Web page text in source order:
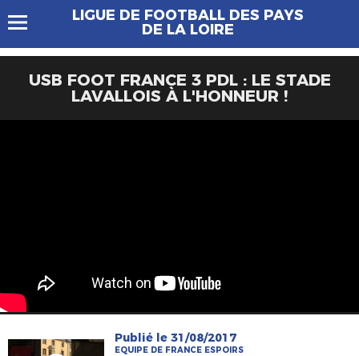
LIGUE DE FOOTBALL DES PAYS
DE LA LOIRE
USB FOOT FRANCE 3 PDL : LE STADE
LAVALLOIS À L'HONNEUR !
Publié le 31/08/2017
EQUIPE DE FRANCE ESPOIRS